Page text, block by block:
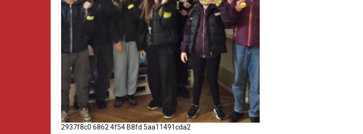
2937f8c0 6862 4f54 B8fd 5aa11491cda2